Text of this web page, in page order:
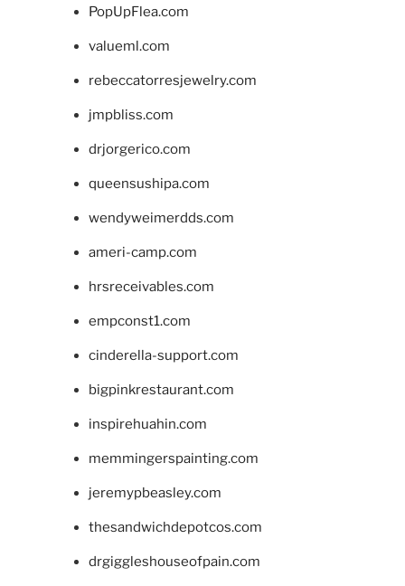
PopUpFlea.com
valueml.com
rebeccatorresjewelry.com
jmpbliss.com
drjorgerico.com
queensushipa.com
wendyweimerdds.com
ameri-camp.com
hrsreceivables.com
empconst1.com
cinderella-support.com
bigpinkrestaurant.com
inspirehuahin.com
memmingerspainting.com
jeremypbeasley.com
thesandwichdepotcos.com
drgiggleshouseofpain.com